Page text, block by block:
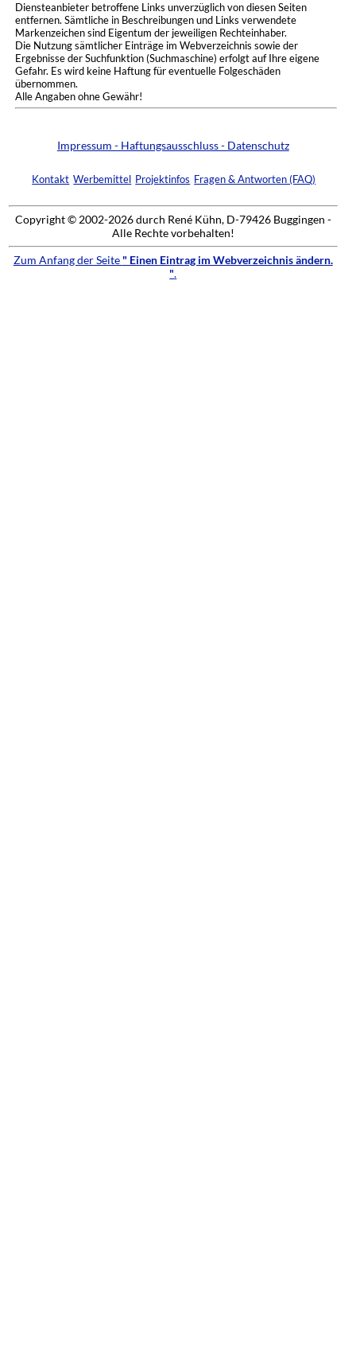
Diensteanbieter betroffene Links unverzüglich von diesen Seiten
entfernen. Sämtliche in Beschreibungen und Links verwendete
Markenzeichen sind Eigentum der jeweiligen Rechteinhaber.
Die Nutzung sämtlicher Einträge im Webverzeichnis sowie der
Ergebnisse der Suchfunktion (Suchmaschine) erfolgt auf Ihre eigene
Gefahr. Es wird keine Haftung für eventuelle Folgeschäden
übernommen.
Alle Angaben ohne Gewähr!
Impressum - Haftungsausschluss - Datenschutz
Kontakt Werbemittel Projektinfos Fragen & Antworten (FAQ)
Copyright © 2002-2026 durch René Kühn, D-79426 Buggingen -
Alle Rechte vorbehalten!
Zum Anfang der Seite " Einen Eintrag im Webverzeichnis ändern.
".